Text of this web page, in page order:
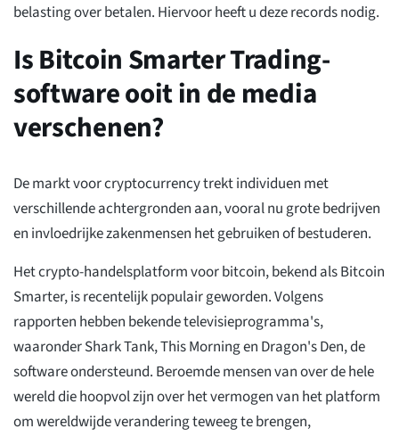
belasting over betalen. Hiervoor heeft u deze records nodig.
Is Bitcoin Smarter Trading-
software ooit in de media
verschenen?
De markt voor cryptocurrency trekt individuen met
verschillende achtergronden aan, vooral nu grote bedrijven
en invloedrijke zakenmensen het gebruiken of bestuderen.
Het crypto-handelsplatform voor bitcoin, bekend als Bitcoin
Smarter, is recentelijk populair geworden. Volgens
rapporten hebben bekende televisieprogramma's,
waaronder Shark Tank, This Morning en Dragon's Den, de
software ondersteund. Beroemde mensen van over de hele
wereld die hoopvol zijn over het vermogen van het platform
om wereldwijde verandering teweeg te brengen,